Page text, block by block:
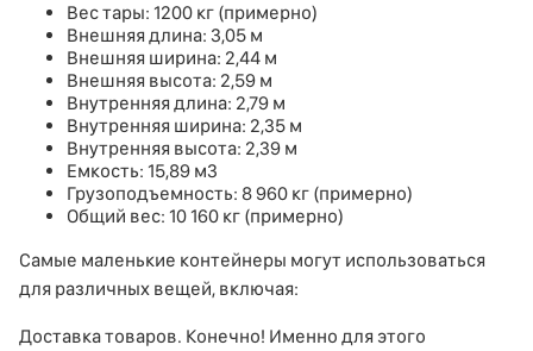
Вес тары: 1200 кг (примерно)
Внешняя длина: 3,05 м
Внешняя ширина: 2,44 м
Внешняя высота: 2,59 м
Внутренняя длина: 2,79 м
Внутренняя ширина: 2,35 м
Внутренняя высота: 2,39 м
Емкость: 15,89 м3
Грузоподъемность: 8 960 кг (примерно)
Общий вес: 10 160 кг (примерно)
Самые маленькие контейнеры могут использоваться
для различных вещей, включая:
Доставка товаров. Конечно! Именно для этого